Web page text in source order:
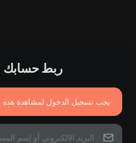
ربط
يجب تسجيل الدخول لمشاهدة هذه